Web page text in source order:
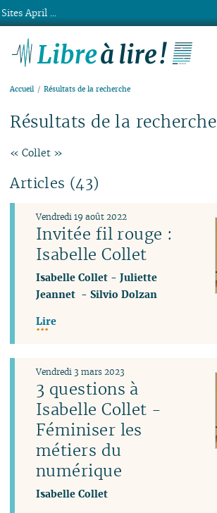
Accueil Résultats de la recherche
Résultats de la recherche
« Collet »
Articles (43)
Invitée fil rouge :
Isabelle Collet
Vendredi 19 août 2022
Isabelle Collet -Juliette
Jeannet -Silvio Dolzan
Lire
3 questions à
Isabelle Collet -
Féminiser les
métiers du
numérique
Vendredi 3 mars 2023
Isabelle Collet
Sites April ...